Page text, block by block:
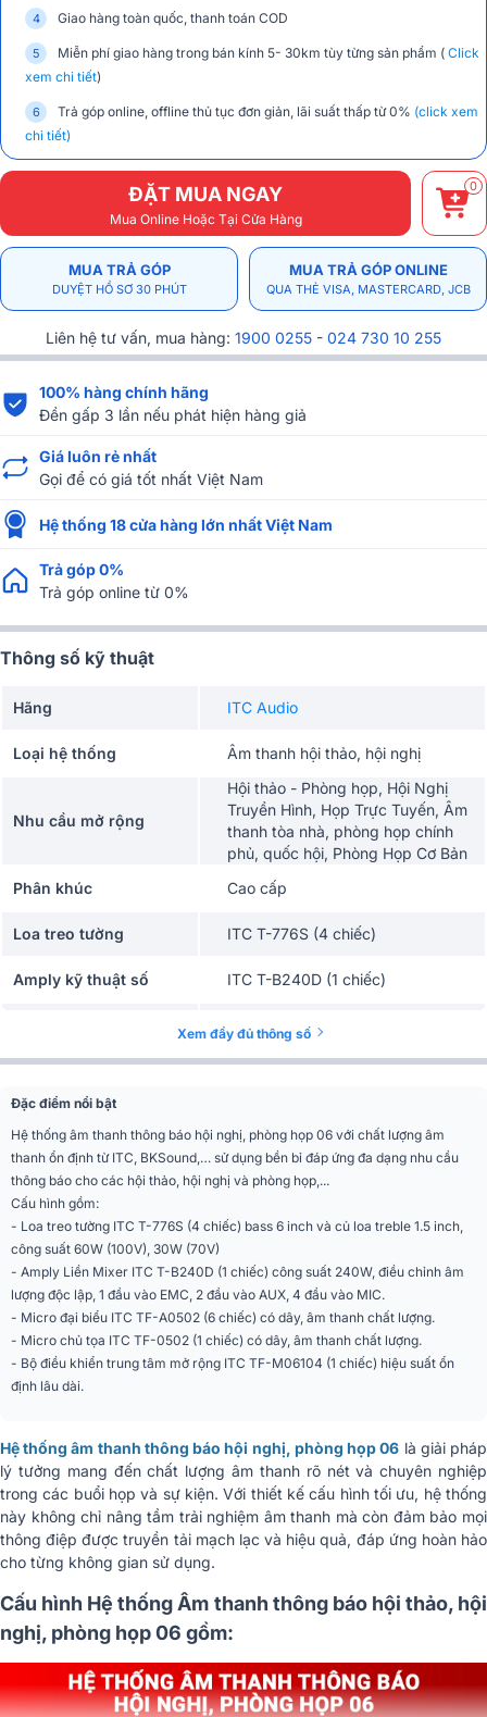
Giao hàng toàn quốc, thanh toán COD
Miễn phí giao hàng trong bán kính 5- 30km tùy từng sản phẩm ( Click
xem chi tiết)
Trả góp online, offline thủ tục đơn giản, lãi suất thấp từ 0% (click xem
chi tiết)
ĐẶT MUA NGAY
Mua Online Hoặc Tại Cửa Hàng
0
MUA TRẢ GÓP
DUYỆT HỒ SƠ 30 PHÚT
MUA TRẢ GÓP ONLINE
QUA THẺ VISA, MASTERCARD, JCB
Liên hệ tư vấn, mua hàng: 1900 0255 - 024 730 10 255
100% hàng chính hãng
Đền gấp 3 lần nếu phát hiện hàng giả
Giá luôn rẻ nhất
Gọi để có giá tốt nhất Việt Nam
Hệ thống 18 cửa hàng lớn nhất Việt Nam
Trả góp 0%
Trả góp online từ 0%
Thông số kỹ thuật
Hãng ITC Audio
Loại hệ thống Âm thanh hội thảo, hội nghị
Nhu cầu mở rộng
Hội thảo - Phòng họp, Hội Nghị
Truyền Hình, Họp Trực Tuyến, Âm
thanh tòa nhà, phòng họp chính
phủ, quốc hội, Phòng Họp Cơ Bản
Phân khúc
Cao cấp
Loa treo tường ITC T-776S (4 chiếc)
Amply kỹ thuật số ITC T-B240D (1 chiếc)
ITC TF-A0502 (6 chiếc)
Micro chủ tọa ITC TF-0502 (1 chiếc)
Bộ điều khiển trung
tâm mở rộng
ITC TF-M06104 (1 chiếc)
Xem đầy đủ thông số
Đặc điểm nổi bật
Hệ thống âm thanh thông báo hội nghị, phòng họp 06 với chất lượng âm
thanh ổn định từ ITC, BKSound,… sử dụng bền bỉ đáp ứng đa dạng nhu cầu
thông báo cho các hội thảo, hội nghị và phòng họp,...
Cấu hình gồm:
- Loa treo tường ITC T-776S (4 chiếc) bass 6 inch và củ loa treble 1.5 inch,
công suất 60W (100V), 30W (70V)
- Amply Liền Mixer ITC T-B240D (1 chiếc) công suất 240W, điều chỉnh âm
lượng độc lập, 1 đầu vào EMC, 2 đầu vào AUX, 4 đầu vào MIC.
- Micro đại biểu ITC TF-A0502 (6 chiếc) có dây, âm thanh chất lượng.
- Micro chủ tọa ITC TF-0502 (1 chiếc) có dây, âm thanh chất lượng.
- Bộ điều khiển trung tâm mở rộng ITC TF-M06104 (1 chiếc) hiệu suất ổn
định lâu dài.
Hệ thống âm thanh thông báo hội nghị, phòng họp 06 là giải pháp
lý tưởng mang đến chất lượng âm thanh rõ nét và chuyên nghiệp
trong các buổi họp và sự kiện. Với thiết kế cấu hình tối ưu, hệ thống
này không chỉ nâng tầm trải nghiệm âm thanh mà còn đảm bảo mọi
thông điệp được truyền tải mạch lạc và hiệu quả, đáp ứng hoàn hảo
cho từng không gian sử dụng.
Cấu hình Hệ thống Âm thanh thông báo hội thảo, hội
nghị, phòng họp 06 gồm: